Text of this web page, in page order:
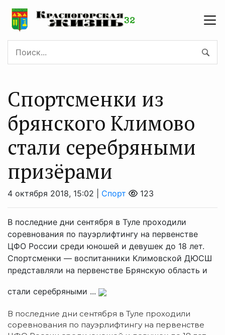
Спортсменки из
брянского Климово
стали серебряными
призёрами
4 октября 2018, 15:02 | Спорт 123
В последние дни сентября в Туле проходили
соревнования по пауэрлифтингу на первенстве
ЦФО России среди юношей и девушек до 18 лет.
Спортсменки — воспитанники Климовской ДЮСШ
представляли на первенстве Брянскую область и
стали серебряными ...
В последние дни сентября в Туле проходили
соревнования по пауэрлифтингу на первенстве